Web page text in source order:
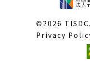
©2026
Privacy